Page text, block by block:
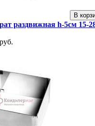
В
раздвижная h-5см 15-